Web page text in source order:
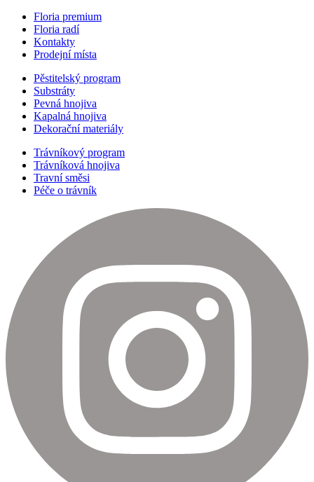
Floria premium
Floria radí
Kontakty
Prodejní místa
Pěstitelský program
Substráty
Pevná hnojiva
Kapalná hnojiva
Dekorační materiály
Trávníkový program
Trávníková hnojiva
Travní směsi
Péče o trávník